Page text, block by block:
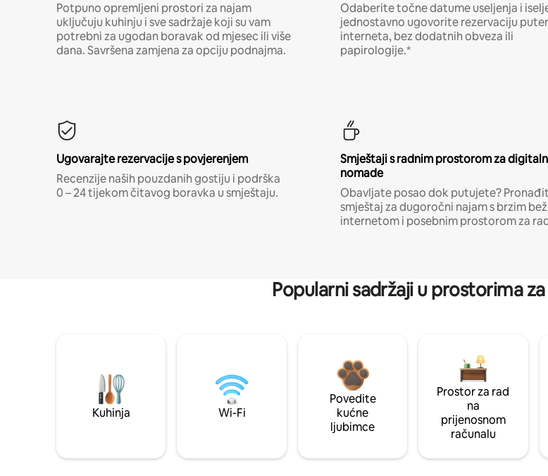
Potpuno opremljeni prostori za najam
uključuju kuhinju i sve sadržaje koji su vam
potrebni za ugodan boravak od mjesec ili više
dana. Savršena zamjena za opciju podnajma.
Odaberite točne datume useljenja i
jednostavno ugovorite rezervaciju
interneta, bez dodatnih obveza ili
papirologije.*
Ugovarajte rezervacije s povjerenjem
Recenzije naših pouzdanih gostiju i podrška
0 – 24 tijekom čitavog boravka u smještaju.
Smještaji s radnim prostorom za
nomade
Obavljate posao dok putujete?
smještaj za dugoročni najam s brzim
internetom i posebnim prostorom za
Popularni sadržaji u prostorima
Kuhinja Wi-Fi
Povedite
kućne
ljubimce
Prostor za rad
na
prijenosnom
računalu